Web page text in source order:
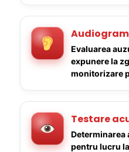
Evaluarea
expunere la
monitorizare
Testare
Determinarea
pentru lucru